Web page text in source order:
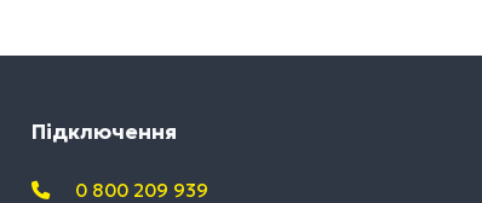
Підключення
0 800 209 939